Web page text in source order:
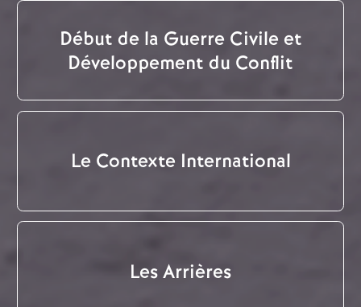
Début de la Guerre Civile et
Développement du Conflit
Le Contexte International
Les Arrières